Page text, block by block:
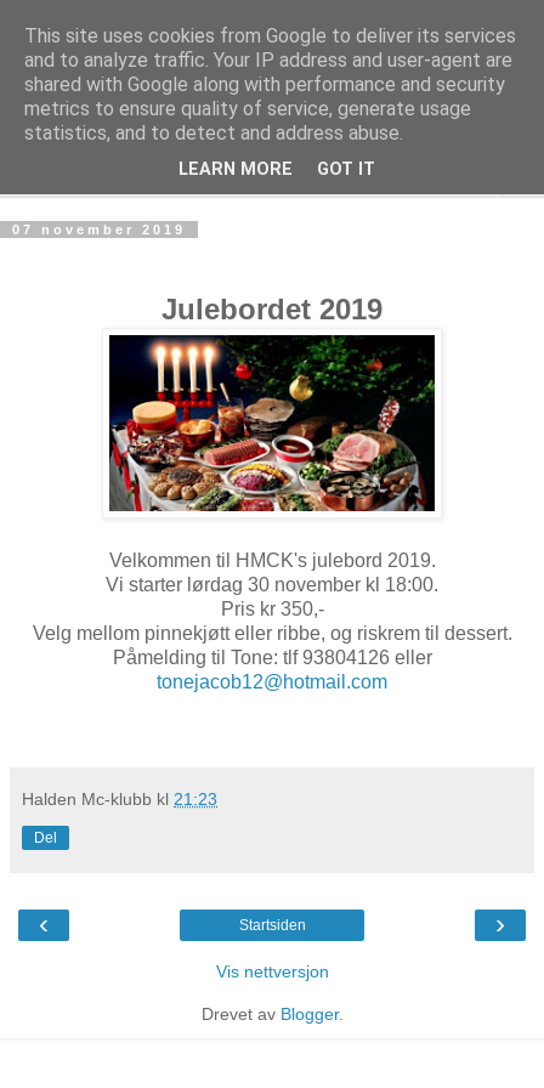
nytt @ haldenmc.no
Hvaskjera?
07 november 2019
Julebordet 2019
Velkommen til HMCK's julebord 2019.
Vi starter lørdag 30 november kl 18:00.
Pris kr 350,-
Velg mellom pinnekjøtt eller ribbe, og riskrem til dessert.
Påmelding til Tone: tlf 93804126 eller
tonejacob12@hotmail.com
Halden Mc-klubb kl 21:23
Del
‹ ›
Startsiden
Vis nettversjon
Drevet av Blogger.
This site uses cookies from Google to deliver its services
and to analyze traffic. Your IP address and user-agent are
shared with Google along with performance and security
metrics to ensure quality of service, generate usage
statistics, and to detect and address abuse.
LEARN MORE GOT IT